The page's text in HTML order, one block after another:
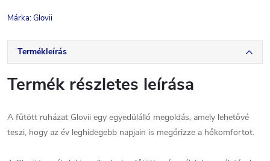
Márka:Glovii
Termékleírás
Termék részletes leírása
A fűtött ruházat Glovii egy egyedülálló megoldás, amely lehetővé
teszi, hogy az év leghidegebb napjain is megőrizze a hőkomfortot.